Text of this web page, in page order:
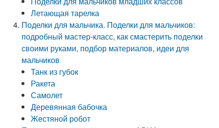
Летающая тарелка
Поделки для мальчика. Поделки для мальчиков:
подробный мастер-класс, как смастерить поделки
своими руками, подбор материалов, идеи для
мальчиков
Танк из губок
Ракета
Самолет
Деревянная бабочка
Жестяной робот